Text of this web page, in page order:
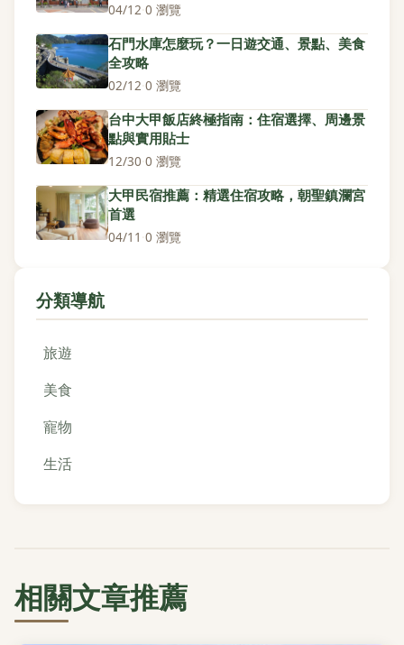
04/12·0 瀏覽
石門水庫怎麼玩？一日遊交通、景點、美食
全攻略
02/12·0 瀏覽
台中大甲飯店終極指南：住宿選擇、周邊景
點與實用貼士
12/30·0 瀏覽
大甲民宿推薦：精選住宿攻略，朝聖鎮瀾宮
首選
04/11 ·0 瀏覽
分類導航
旅遊
美食
寵物
生活
相關文章推薦